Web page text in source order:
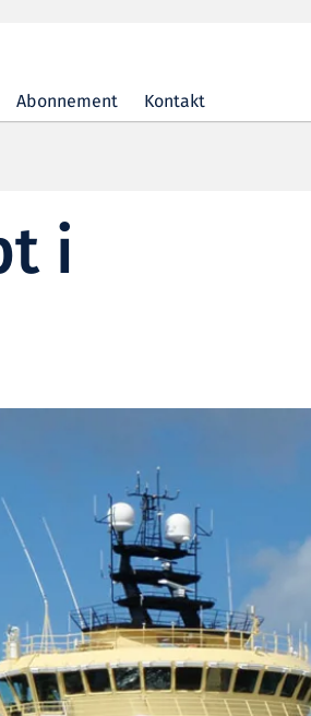
Abonnement Kontakt
i